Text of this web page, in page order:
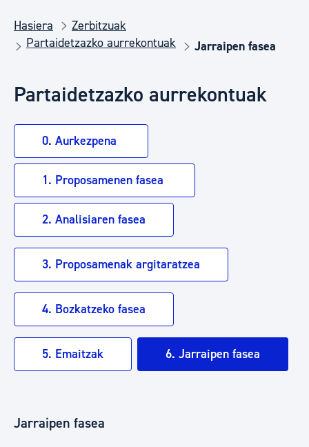
Hasiera
Zerbitzuak
Partaidetzazko aurrekontuak
Jarraipen fasea
Partaidetzazko aurrekontuak
0. Aurkezpena
1. Proposamenen fasea
2. Analisiaren fasea
3. Proposamenak argitaratzea
4. Bozkatzeko fasea
5. Emaitzak 6. Jarraipen fasea
Jarraipen fasea